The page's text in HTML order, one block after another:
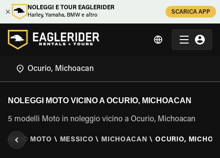
NOLEGGI E TOUR EAGLERIDER
Harley, Yamaha, BMW e altro
SCARICA APP
NOLEGGI MOTO VICINO A OCURIO, MICHOACAN
5 modelli Moto in noleggio vicino a Ocurio, Michoacan
MOTO \ MESSICO \ MICHOACAN \ OCURIO,